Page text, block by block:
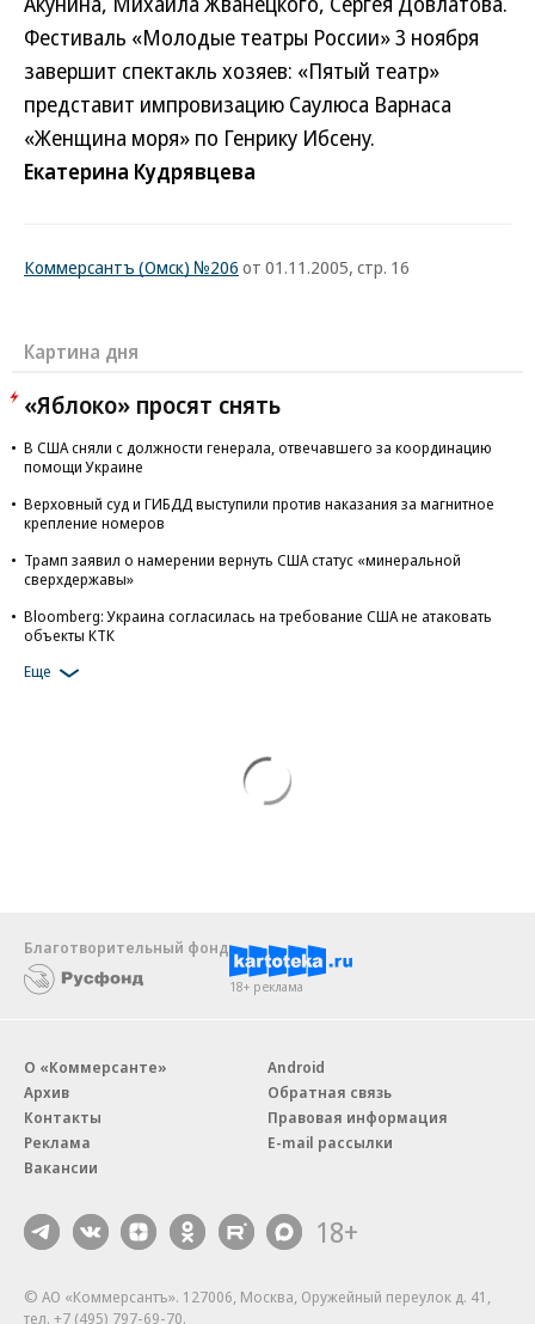
Фестиваль «Молодые театры России» 3 ноября
завершит спектакль хозяев: «Пятый театр»
представит импровизацию Саулюса Варнаса
«Женщина моря» по Генрику Ибсену.
Екатерина Кудрявцева
Коммерсантъ (Омск) №206 от 01.11.2005, стр. 16
Картина дня
«Яблоко» просят снять
В США сняли с должности генерала, отвечавшего за координацию
помощи Украине
Верховный суд и ГИБДД выступили против наказания за магнитное
крепление номеров
Трамп заявил о намерении вернуть США статус «минеральной
сверхдержавы»
Bloomberg: Украина согласилась на требование США не атаковать
объекты КТК
Еще
Благотворительный фонд
18+ реклама
О «Коммерсанте»
Архив
Контакты
Реклама
Вакансии
Android
Обратная связь
Правовая информация
E-mail рассылки
18+
© АО «Коммерсантъ». 127006, Москва, Оружейный переулок д. 41,
тел. +7 (495) 797-69-70.